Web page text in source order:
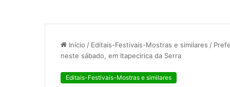
Início / Editais-Festivais-Mostras e similares /
neste sábado, em Itapecirica da Serra
Editais-Festivais-Mostras e similares